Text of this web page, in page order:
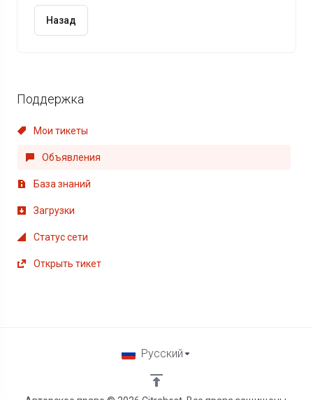
Поддержка
Мои тикеты
Объявления
База знаний
Загрузки
Статус сети
Открыть тикет
Назад
Русский